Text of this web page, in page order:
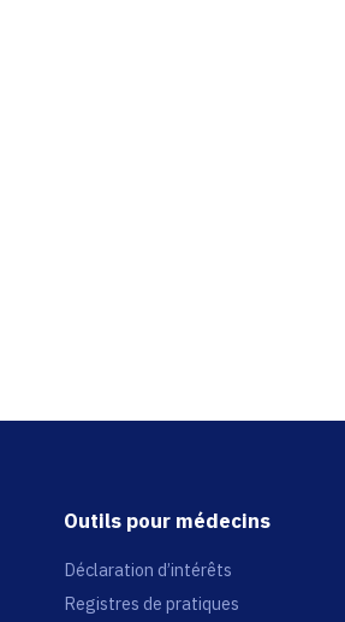
Outils pour médecins
Déclaration d’intérêts
Registres de pratiques